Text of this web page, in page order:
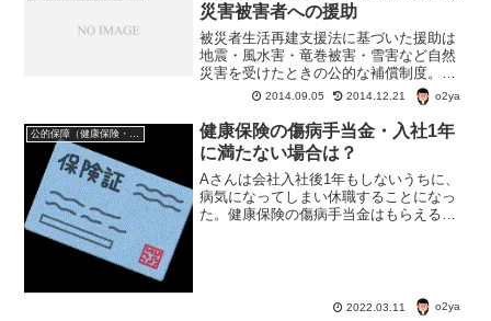
災害被害者への援助
被災者生活再建支援法に基づいた援助は
地震・風水害・竜巻被害・雪害など自然
災害を受けたときの公的な補償制度。
前にも記事にしたことがあったが、最近
水害が多いしね。 もう一度、おさらい
してみよう。被災者生活再建支援法に基
づいた援助の金額・自然災...
2014.09.05 2014.12.21 o2ya
公的保障（健康保険・年金・雇用保険・生活保護・災害時の補償）
健康保険の傷病手当金・入社1年
に満たない場合は？
Aさんは会社入社後1年もしないうちに、
病気になってしまい休職することになっ
た。健康保険の傷病手当金はもらえるの
2022.03.11 o2ya